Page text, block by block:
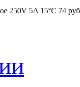
250V 5A 15°С 74